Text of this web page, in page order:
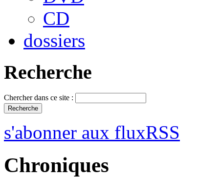
CD
dossiers
Recherche
Chercher dans ce site :
s'abonner aux fluxRSS
Chroniques